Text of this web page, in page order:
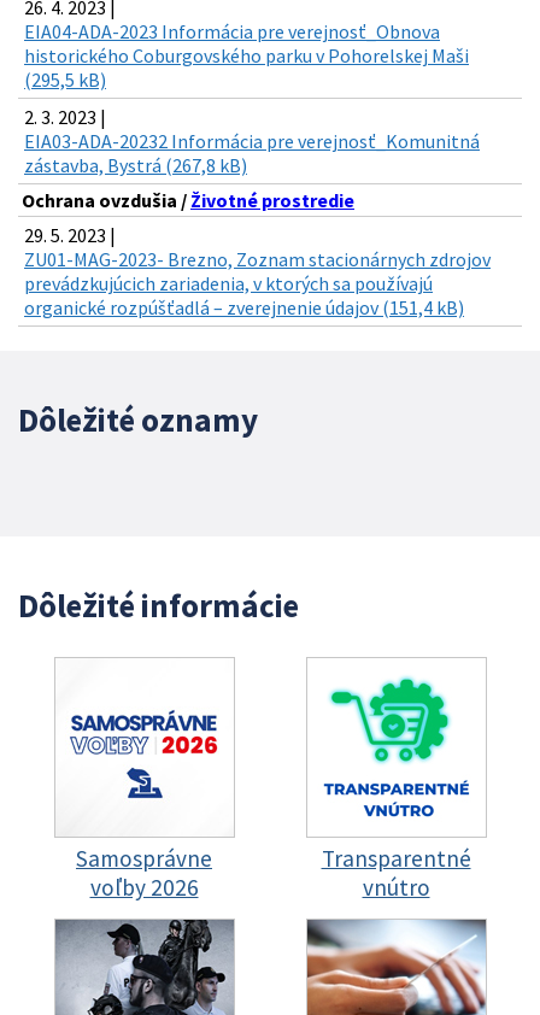
26. 4. 2023 |
EIA04-ADA-2023 Informácia pre verejnosť_Obnova
historického Coburgovského parku v Pohorelskej Maši
(295,5 kB)
2. 3. 2023 |
EIA03-ADA-20232 Informácia pre verejnosť_Komunitná
zástavba, Bystrá (267,8 kB)
Ochrana ovzdušia / Životné prostredie
29. 5. 2023 |
ZU01-MAG-2023- Brezno, Zoznam stacionárnych zdrojov
prevádzkujúcich zariadenia, v ktorých sa používajú
organické rozpúšťadlá – zverejnenie údajov (151,4 kB)
Dôležité oznamy
Dôležité informácie
Samosprávne
voľby 2026
Transparentné
vnútro